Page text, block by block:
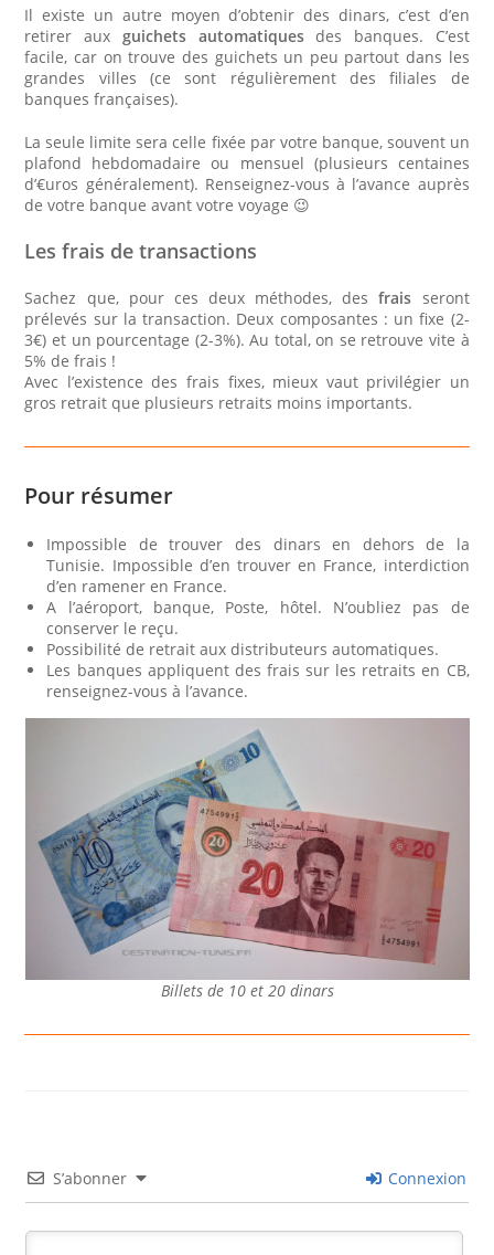
Il existe un autre moyen d’obtenir des dinars, c’est d’en
retirer aux guichets automatiquesdes banques. C’est
facile, car on trouve des guichets un peu partout dans les
grandes villes (ce sont régulièrement des filiales de
banques françaises).
La seule limite sera celle fixée par votre banque, souvent un
plafond hebdomadaire ou mensuel (plusieurs centaines
d’€uros généralement). Renseignez-vous à l’avance auprès
de votre banque avant votre voyage 😉
Les frais de transactions
Sachez que, pour ces deux méthodes, desfrais seront
prélevés sur la transaction. Deux composantes : un fixe (2-
3€) et un pourcentage (2-3%). Au total, on se retrouve vite à
5% de frais !
Avec l’existence des frais fixes, mieux vaut privilégier un
gros retrait que plusieurs retraits moins importants.
Pour résumer
Impossible de trouver des dinars en dehors de la
Tunisie. Impossible d’en trouver en France, interdiction
d’en ramener en France.
A l’aéroport, banque, Poste, hôtel. N’oubliez pas de
conserver le reçu.
Possibilité de retrait aux distributeurs automatiques.
Les banques appliquent des frais sur les retraits en CB,
renseignez-vous à l’avance.
Billets de 10 et 20 dinars
S’abonner Connexion